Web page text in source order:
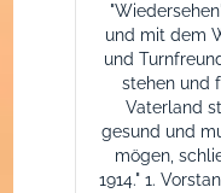
und mit dem
und
stehen und
Vaterland
gesund und
mögen,
1914." 1.